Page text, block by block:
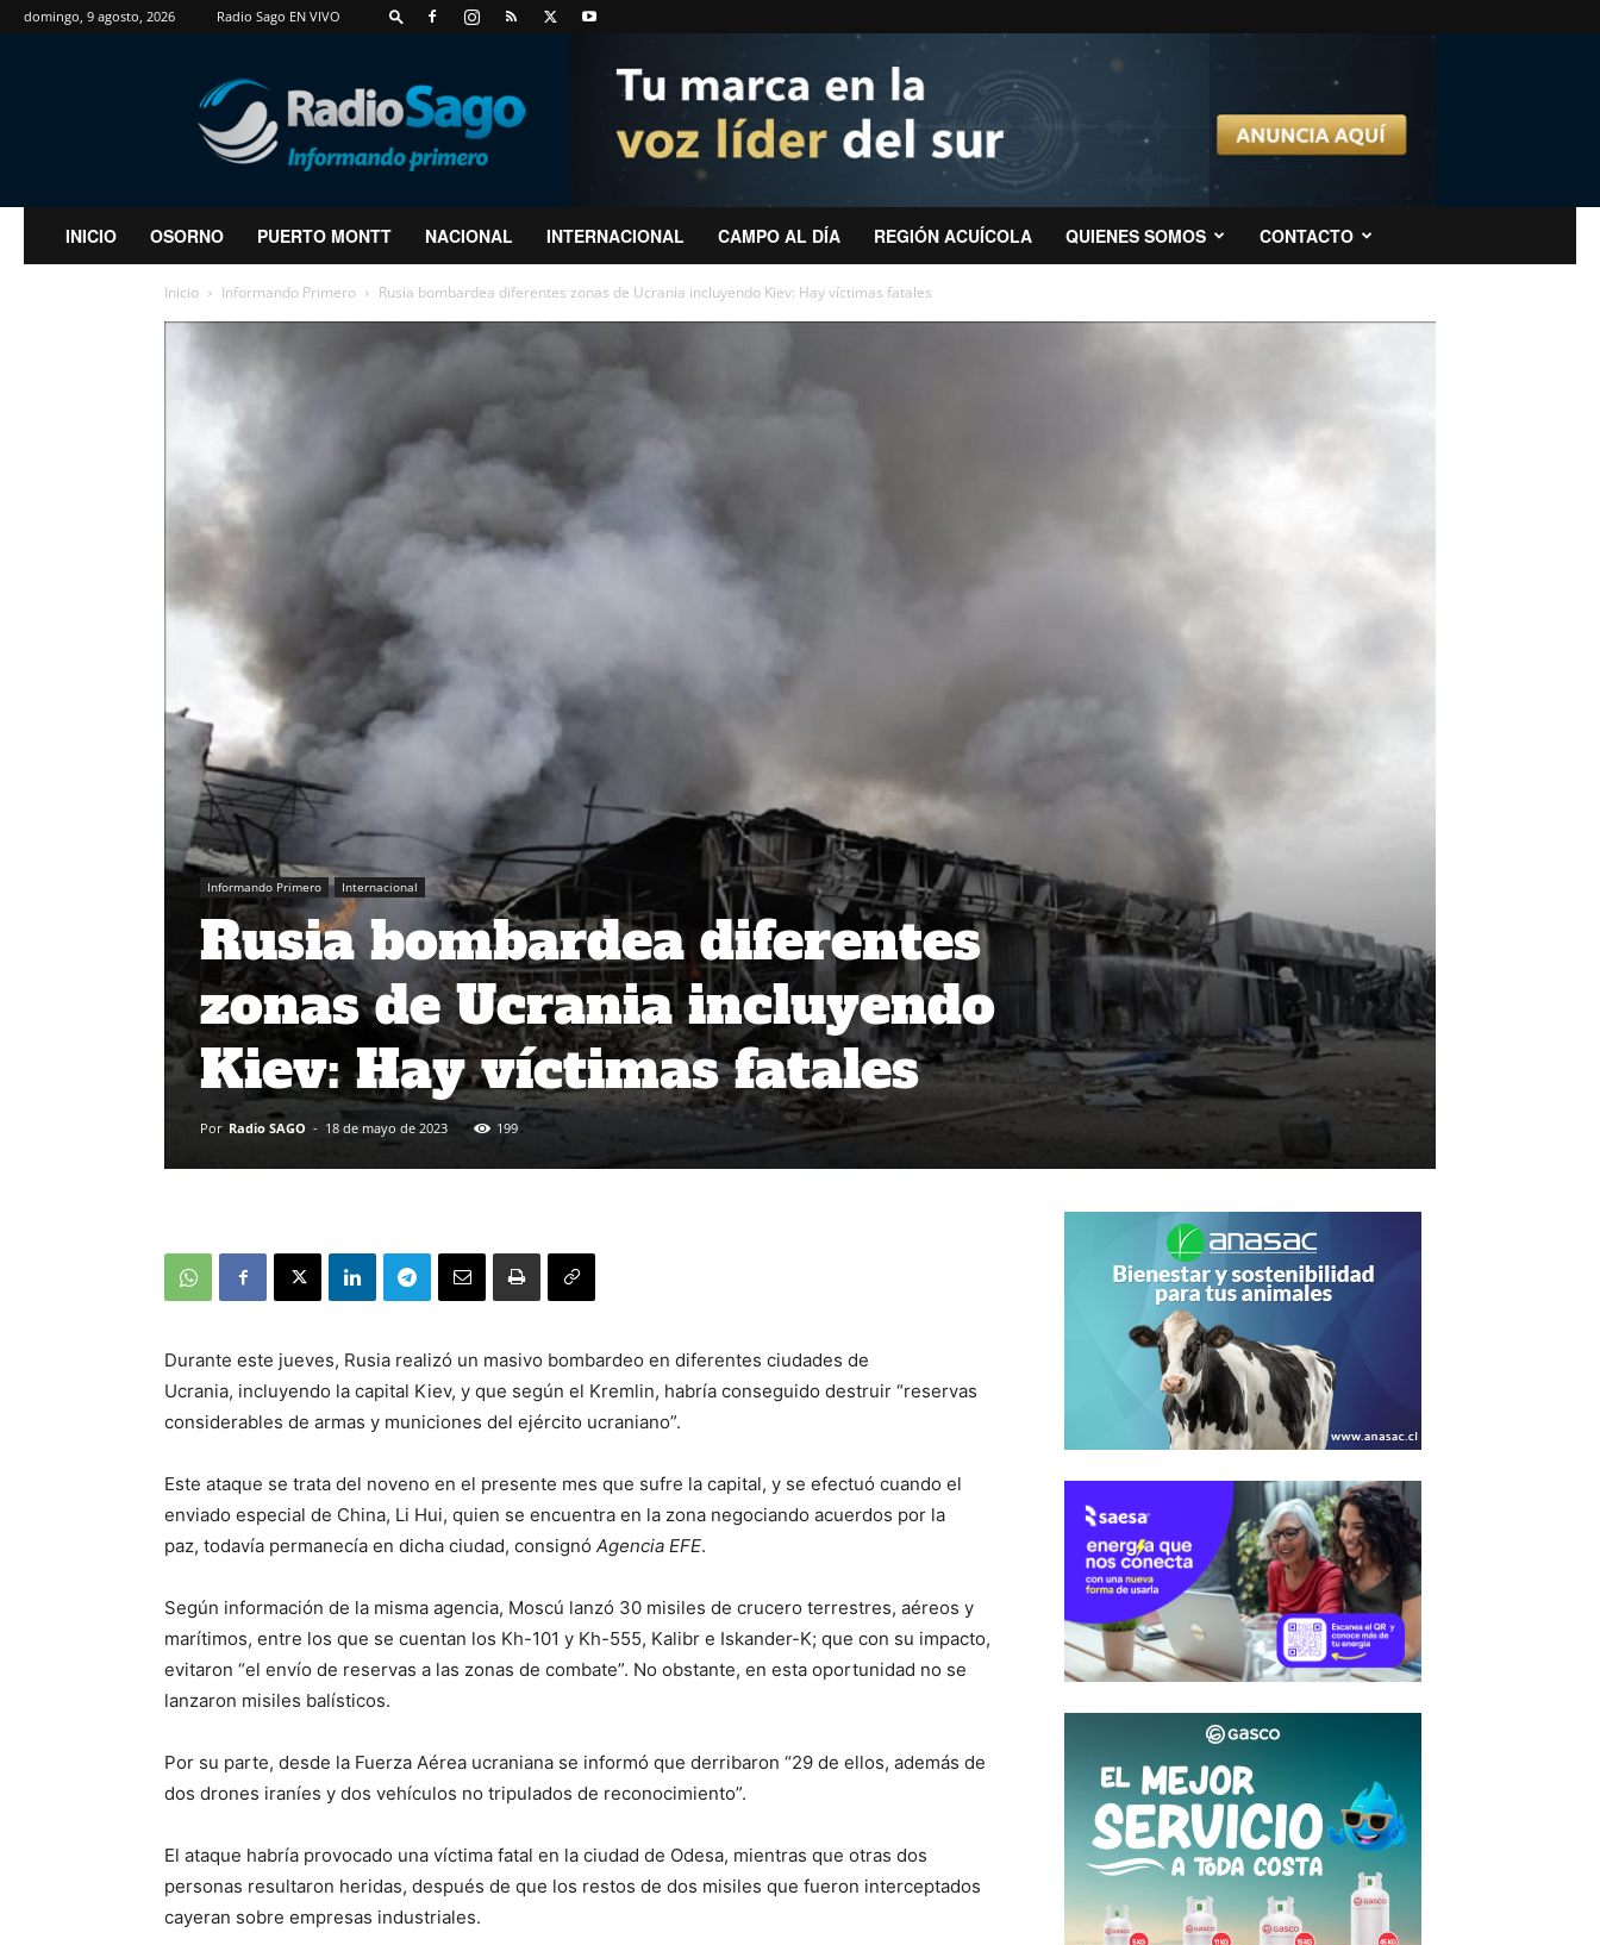
domingo, 9 agosto, 2026 Radio Sago EN VIVO
RadioSago
INICIO OSORNO PUERTO MONTT NACIONAL INTERNACIONAL CAMPO AL DÍA REGIÓN ACUÍCOLA QUIENES SOMOS CONTACTO
Inicio Informando Primero Rusia bombardea diferentes zonas de Ucrania incluyendo Kiev: Hay víctimas fatales
Informando Primero Internacional
Rusia bombardea diferentes
zonas de Ucrania incluyendo
Kiev: Hay víctimas fatales
Por Radio SAGO - 18 de mayo de 2023 199
Durante este jueves, Rusia realizó un masivo bombardeo en diferentes ciudades de
Ucrania, incluyendo la capital Kiev, y que según el Kremlin, habría conseguido destruir “reservas
considerables de armas y municiones del ejército ucraniano”.
Este ataque se trata del noveno en el presente mes que sufre la capital, y se efectuó cuando el
enviado especial de China, Li Hui, quien se encuentra en la zona negociando acuerdos por la
paz, todavía permanecía en dicha ciudad, consignó Agencia EFE.
Según información de la misma agencia, Moscú lanzó 30 misiles de crucero terrestres, aéreos y
marítimos, entre los que se cuentan los Kh-101 y Kh-555, Kalibr e Iskander-K; que con su impacto,
evitaron “el envío de reservas a las zonas de combate”. No obstante, en esta oportunidad no se
lanzaron misiles balísticos.
Por su parte, desde la Fuerza Aérea ucraniana se informó que derribaron “29 de ellos, además de
dos drones iraníes y dos vehículos no tripulados de reconocimiento”.
El ataque habría provocado una víctima fatal en la ciudad de Odesa, mientras que otras dos
personas resultaron heridas, después de que los restos de dos misiles que fueron interceptados
cayeran sobre empresas industriales.